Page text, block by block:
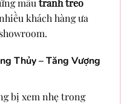
mẫu tranh treo
khách hàng ưa
Thủy – Tăng Vượng
bị xem nhẹ trong